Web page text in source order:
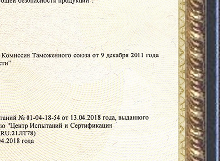
prev
next
blogjquery.ru